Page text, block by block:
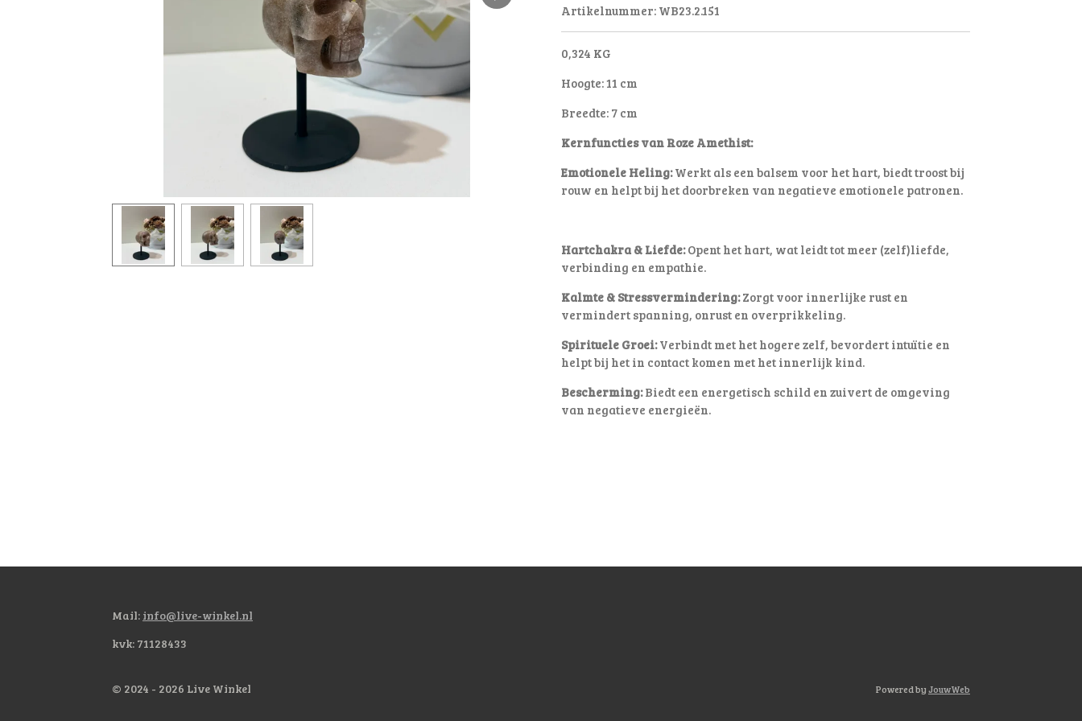
Artikelnummer: WB23.2.151
0,324 KG
Hoogte: 11 cm
Breedte: 7 cm
Kernfuncties van Roze Amethist:
Emotionele Heling:Werkt als een balsem voor het hart, biedt troost bij
rouw en helpt bij het doorbreken van negatieve emotionele patronen.
Hartchakra & Liefde:Opent het hart, wat leidt tot meer (zelf)liefde,
verbinding en empathie.
Kalmte & Stressvermindering:Zorgt voor innerlijke rust en
vermindert spanning, onrust en overprikkeling.
Spirituele Groei:Verbindt met het hogere zelf, bevordert intuïtie en
helpt bij het in contact komen met het innerlijk kind.
Bescherming:Biedt een energetisch schild en zuivert de omgeving
van negatieve energieën.
Mail: info@live-winkel.nl
kvk: 71128433
© 2024 - 2026 Live Winkel Powered byJouwWeb